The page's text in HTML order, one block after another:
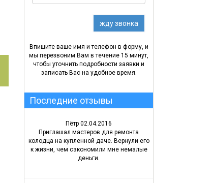
Впишите ваше имя и телефон в форму, и
мы перезвоним Вам в течение 15 минут,
чтобы уточнить подробности заявки и
записать Вас на удобное время.
Последние отзывы
Пётр 02.04.2016
Приглашал мастеров для ремонта
колодца на купленной даче. Вернули его
к жизни, чем сэкономили мне немалые
деньги.